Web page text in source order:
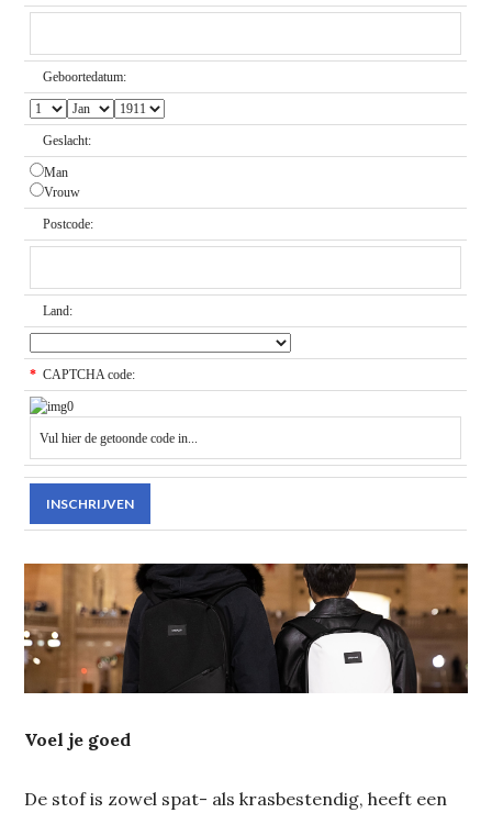
Geboortedatum:
Geslacht:
Man
Vrouw
Postcode:
Land:
* CAPTCHA code:
Voel je goed
De stof is zowel spat- als krasbestendig, heeft een